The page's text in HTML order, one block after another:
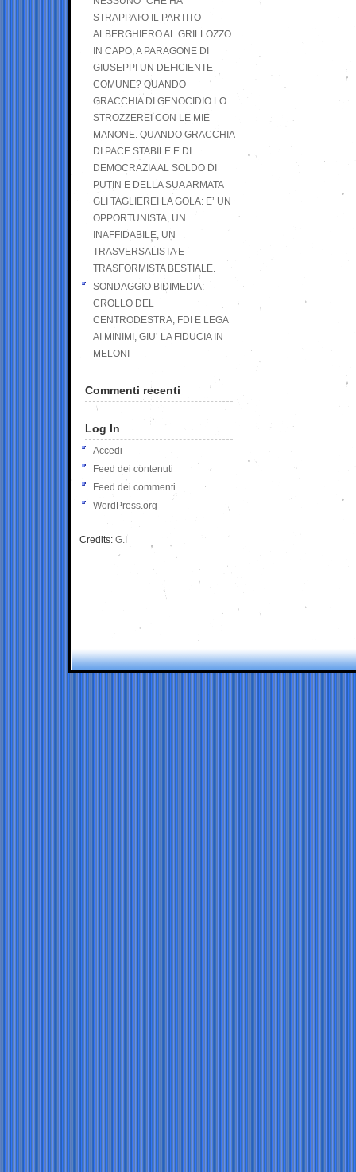
STRAPPATO IL PARTITO
ALBERGHIERO AL GRILLOZZO
IN CAPO, A PARAGONE DI
GIUSEPPI UN DEFICIENTE
COMUNE? QUANDO
GRACCHIA DI GENOCIDIO LO
STROZZEREI CON LE MIE
MANONE. QUANDO GRACCHIA
DI PACE STABILE E DI
DEMOCRAZIA AL SOLDO DI
PUTIN E DELLA SUA ARMATA
GLI TAGLIEREI LA GOLA: E’ UN
OPPORTUNISTA, UN
INAFFIDABILE, UN
TRASVERSALISTA E
TRASFORMISTA BESTIALE.
SONDAGGIO BIDIMEDIA:
CROLLO DEL
CENTRODESTRA, FDI E LEGA
AI MINIMI, GIU’ LA FIDUCIA IN
MELONI
Commenti recenti
Log In
Accedi
Feed dei contenuti
Feed dei commenti
WordPress.org
Credits: G.I